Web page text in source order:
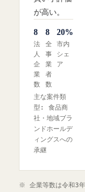
が高い。
8
法
人
企
業
数
8
全
事
業
者
数
20%
市内
シェ
ア
主な案件類
型: 食品商
社・地域ブラ
ンドホールデ
ィングスへの
承継
※ 企業等数は令和3年